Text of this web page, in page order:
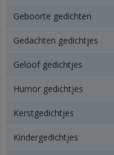
Geboorte gedichten
Gedachten gedichtjes
Geloof gedichtjes
Humor gedichtjes
Kerstgedichtjes
Kindergedichtjes